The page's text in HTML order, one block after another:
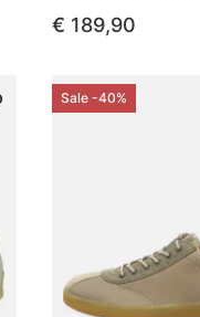
€ 189,90
Sale -40%